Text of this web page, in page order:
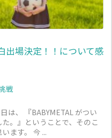
出場決定！！について感
戦
は、 『BABYMETAL がつい
。』ということで、そのこ
ます。 今 ...